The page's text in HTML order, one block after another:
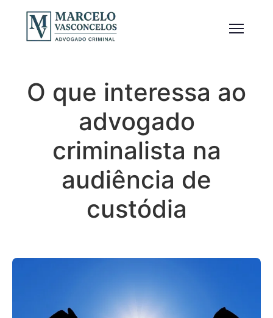
O que interessa ao
advogado
criminalista na
audiência de
custódia